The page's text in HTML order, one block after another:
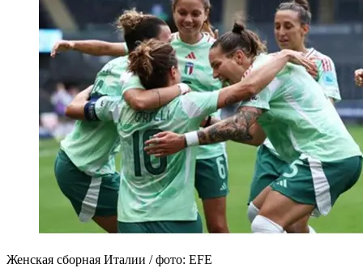
Женская сборная Италии / фото: EFE